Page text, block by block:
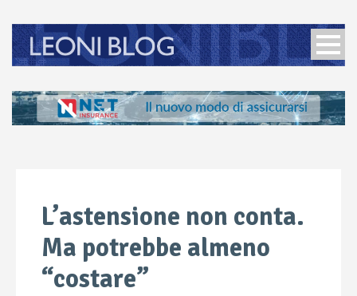
L’astensione non conta.
Ma potrebbe almeno
“costare”